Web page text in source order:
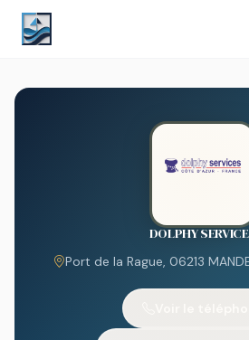
DOLPHY
Port de la Rague, 06213